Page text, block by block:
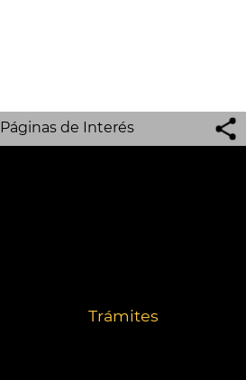
Páginas de Interés
Trámites